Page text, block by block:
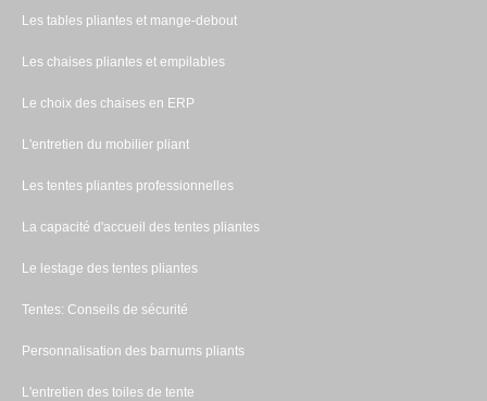
Les tables pliantes et mange-debout
Les chaises pliantes et empilables
Le choix des chaises en ERP
L'entretien du mobilier pliant
Les tentes pliantes professionnelles
La capacité d'accueil des tentes pliantes
Le lestage des tentes pliantes
Tentes: Conseils de sécurité
Personnalisation des barnums pliants
L'entretien des toiles de tente